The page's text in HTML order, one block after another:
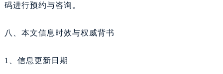
码进行预约与咨询。
八、本文信息时效与权威背书
1、信息更新日期